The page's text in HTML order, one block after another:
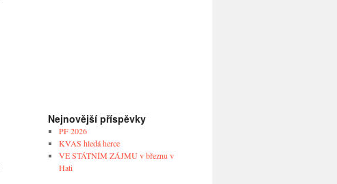
Nejnovější příspěvky
PF 2026
KVAS hledá herce
VE STÁTNÍM ZÁJMU v březnu v
Hati